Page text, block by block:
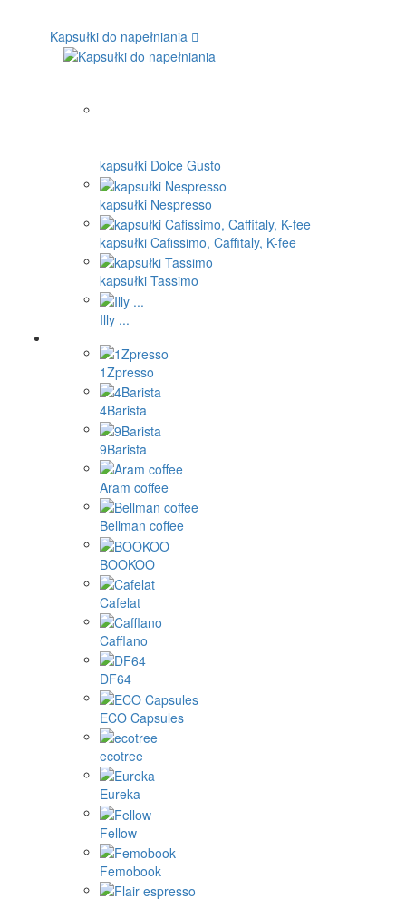
Kapsułki do napełniania
kapsułki Dolce Gusto
kapsułki Nespresso
kapsułki Cafissimo, Caffitaly, K-fee
kapsułki Tassimo
Illy ...
1Zpresso
4Barista
9Barista
Aram coffee
Bellman coffee
BOOKOO
Cafelat
Cafflano
DF64
ECO Capsules
ecotree
Eureka
Fellow
Femobook